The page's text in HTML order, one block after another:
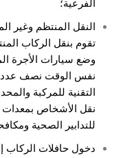
الفرعية؛
النقل المنتظم وغير
تقوم بنقل الركاب
وضع سيارات الأجرة
نفس الوقت نصف عدد
التقنية للمركبة
نقل الأشخاص بمعدات
للتدابير الصحية
دخول حافلات